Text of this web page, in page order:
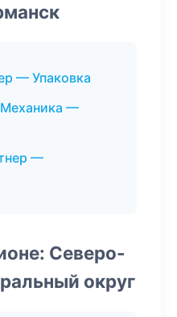
— Упаковка
—
—
Северо-
округ